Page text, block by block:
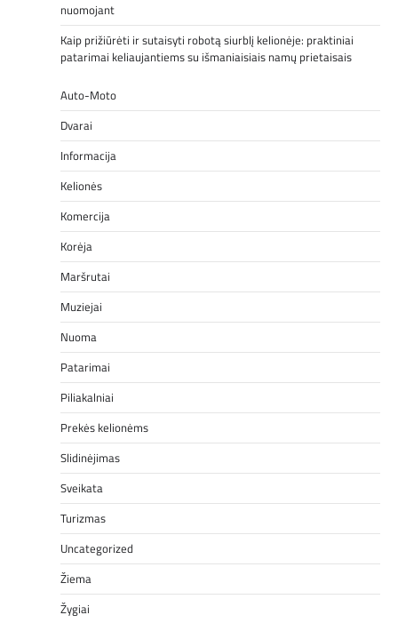
nuomojant
Kaip prižiūrėti ir sutaisyti robotą siurblį kelionėje: praktiniai
patarimai keliaujantiems su išmaniaisiais namų prietaisais
Auto-Moto
Dvarai
Informacija
Kelionės
Komercija
Korėja
Maršrutai
Muziejai
Nuoma
Patarimai
Piliakalniai
Prekės kelionėms
Slidinėjimas
Sveikata
Turizmas
Uncategorized
Žiema
Žygiai